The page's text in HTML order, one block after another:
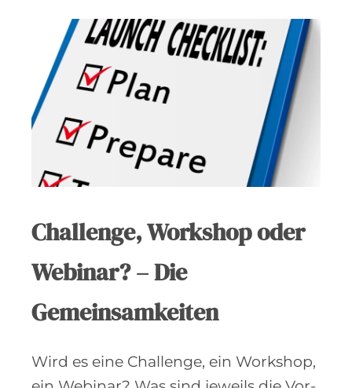
Challenge, Workshop oder
Webinar? – Die
Gemeinsamkeiten
Wird es eine Challenge, ein Workshop,